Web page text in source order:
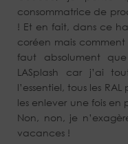
consommatrice de
! Et en fait, dans ce
coréen mais
faut absolument
LASplash car j’ai
l’essentiel, tous les
les enlever une fois en
Non, non, je
vacances !